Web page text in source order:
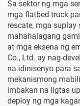
Sa sektor ng mga
mga flatbed truck
rescate, mga
mahahalagang
at mga eksena ng
Co., Ltd. ay nag-
na idinisenyo para
mekanismong
imbakan na ligtas
deploy ng mga